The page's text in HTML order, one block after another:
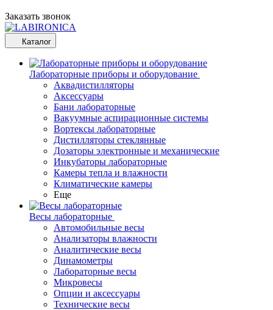
Заказать звонок
Каталог
Лабораторные приборы и оборудование
Аквадистилляторы
Аксессуары
Бани лабораторные
Вакуумные аспирационные системы
Вортексы лабораторные
Дистилляторы стеклянные
Дозаторы электронные и механические
Инкубаторы лабораторные
Камеры тепла и влажности
Климатические камеры
Еще
Весы лабораторные
Автомобильные весы
Анализаторы влажности
Аналитические весы
Динамометры
Лабораторные весы
Микровесы
Опции и аксессуары
Технические весы